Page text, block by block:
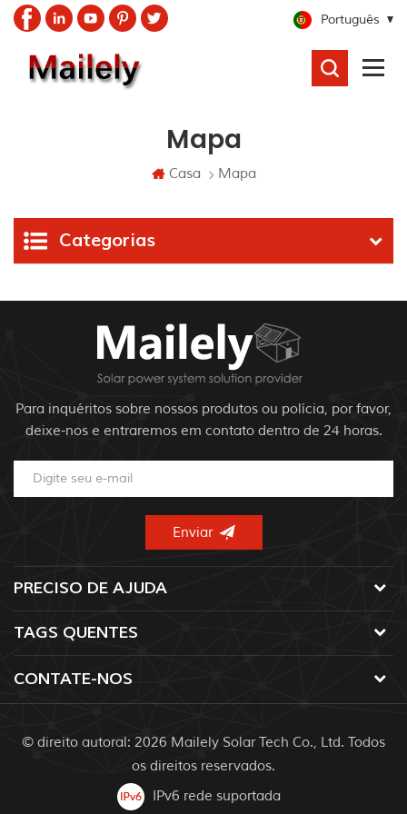
Português
Mapa
Casa Mapa
Categorias
Para inquéritos sobre nossos produtos ou polícia, por favor,
deixe-nos e entraremos em contato dentro de 24 horas.
PRECISO DE AJUDA
TAGS QUENTES
CONTATE-NOS
© direito autoral: 2026 Mailely Solar Tech Co., Ltd. Todos
os direitos reservados.
IPv6 rede suportada